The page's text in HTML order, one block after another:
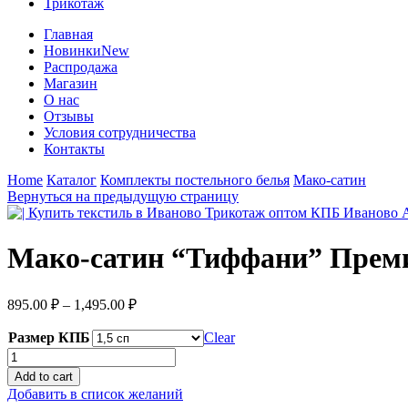
Трикотаж
Главная
НовинкиNew
Распродажа
Магазин
О нас
Отзывы
Условия сотрудничества
Контакты
Home Каталог Комплекты постельного белья Мако-сатин
Вернуться на предыдущую страницу
Мако-сатин “Тиффани”
895.00 ₽ – 1,495.00 ₽
Размер КПБ
Clear
Мако-
сатин
"Тиффани"
Премиум
Add to cart
Добавить в список желаний